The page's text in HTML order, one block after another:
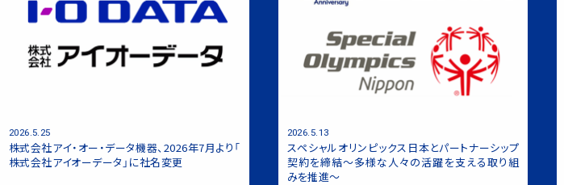
BSデジタル放送対応ハードディスクレコーダー『Rec-POT』「HVR-
2026.5.25
株式会社アイ・オー・データ機器、2026年7月より「
株式会社アイオーデータ」に社名変更
2026.5.13
スペシャルオリンピックス日本とパートナーシップ
契約を締結～多様な人々の活躍を支える取り組
みを推進～